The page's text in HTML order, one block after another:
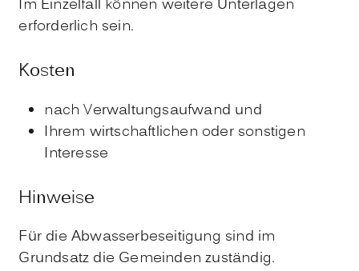
Im Einzelfall können weitere Unterlagen
erforderlich sein.
Kosten
nach Verwaltungsaufwand und
Ihrem wirtschaftlichen oder sonstigen
Interesse
Hinweise
Für die Abwasserbeseitigung sind im
Grundsatz die Gemeinden zuständig.